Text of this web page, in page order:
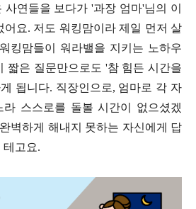
연들을 보다가 '과장 엄마'님의 이
어요. 저도 워킹맘이라 제일 먼저 살
킹맘들이 워라밸을 지키는 노하우
짧은 질문만으로도 '참 힘든 시간을
됩니다. 직장인으로, 엄마로 각 자
라 스스로를 돌볼 시간이 없으셨겠
벽하게 해내지 못하는 자신에게 답
테고요.